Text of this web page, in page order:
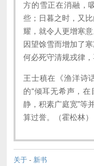
方的雪正在消融，
些；日暮之时，又
耀，就令人更增寒
因望馀雪而增加了
何必死守清规戎律
王士稹在《渔洋诗
的“倾耳无希声，在
静，积素广庭宽”等
算过誉。（霍松林）
关于 - 新书